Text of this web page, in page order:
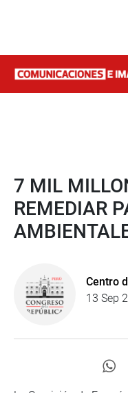
7 MIL
REMEDIAR
Centro
13 Sep